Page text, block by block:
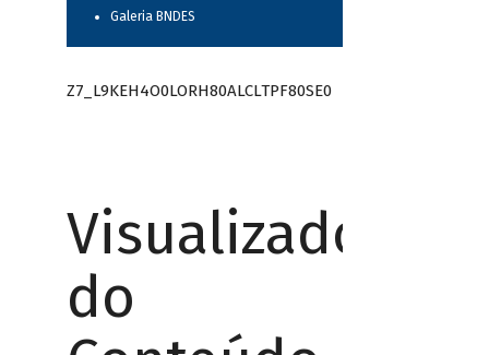
Galeria BNDES
Z7_L9KEH4O0LORH80ALCLTPF80SE0
Visualizador
do